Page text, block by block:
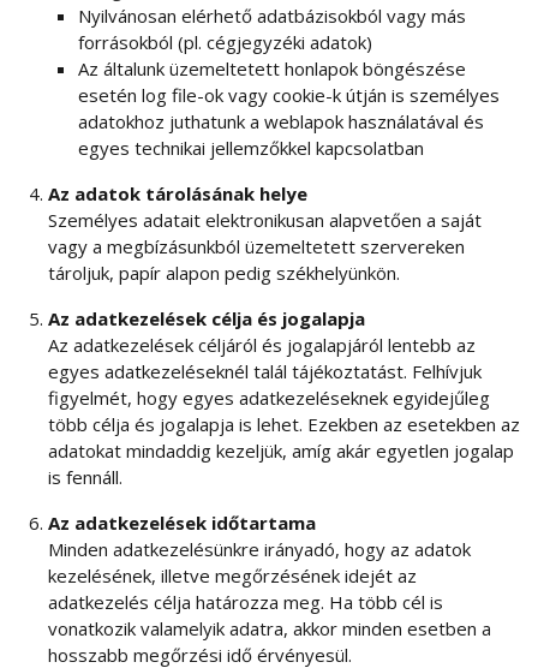
Nyilvánosan elérhető adatbázisokból vagy más
forrásokból (pl. cégjegyzéki adatok)
Az általunk üzemeltetett honlapok böngészése
esetén log file-ok vagy cookie-k útján is személyes
adatokhoz juthatunk a weblapok használatával és
egyes technikai jellemzőkkel kapcsolatban
Az adatok tárolásának helye
Személyes adatait elektronikusan alapvetően a saját
vagy a megbízásunkból üzemeltetett szervereken
tároljuk, papír alapon pedig székhelyünkön.
Az adatkezelések célja és jogalapja
Az adatkezelések céljáról és jogalapjáról lentebb az
egyes adatkezeléseknél talál tájékoztatást. Felhívjuk
figyelmét, hogy egyes adatkezeléseknek egyidejűleg
több célja és jogalapja is lehet. Ezekben az esetekben az
adatokat mindaddig kezeljük, amíg akár egyetlen jogalap
is fennáll.
Az adatkezelések időtartama
Minden adatkezelésünkre irányadó, hogy az adatok
kezelésének, illetve megőrzésének idejét az
adatkezelés célja határozza meg. Ha több cél is
vonatkozik valamelyik adatra, akkor minden esetben a
hosszabb megőrzési idő érvényesül.